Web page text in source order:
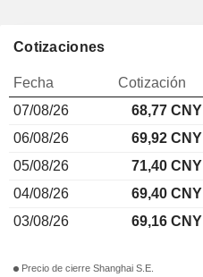
Cotizaciones
Fecha Cotización
07/08/26
68,77 CNY
06/08/26
69,92 CNY
05/08/26
71,40 CNY
04/08/26
69,40 CNY
03/08/26
69,16 CNY
Precio de cierre Shanghai S.E.